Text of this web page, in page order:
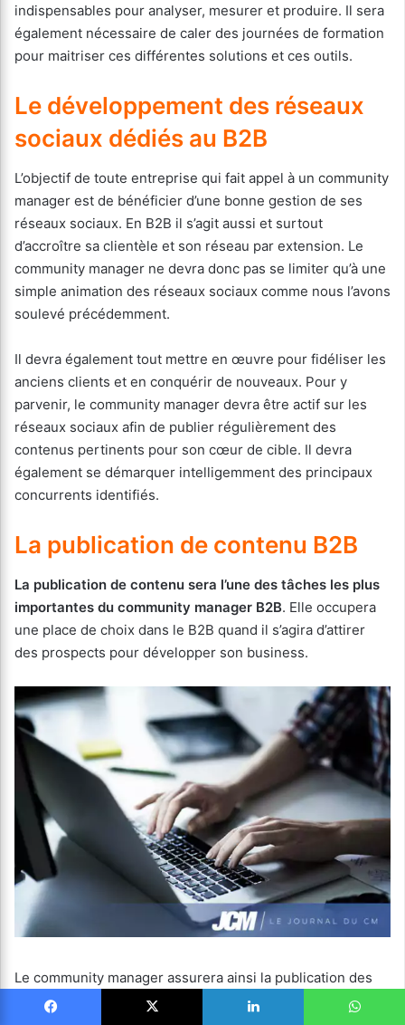
indispensables pour analyser, mesurer et produire. Il sera
également nécessaire de caler des journées de formation
pour maitriser ces différentes solutions et ces outils.
Le développement des réseaux
sociaux dédiés au B2B
L’objectif de toute entreprise qui fait appel à un community
manager est de bénéficier d’une bonne gestion de ses
réseaux sociaux. En B2B il s’agit aussi et surtout
d’accroître sa clientèle et son réseau par extension. Le
community manager ne devra donc pas se limiter qu’à une
simple animation des réseaux sociaux comme nous l’avons
soulevé précédemment.
Il devra également tout mettre en œuvre pour fidéliser les
anciens clients et en conquérir de nouveaux. Pour y
parvenir, le community manager devra être actif sur les
réseaux sociaux afin de publier régulièrement des
contenus pertinents pour son cœur de cible. Il devra
également se démarquer intelligemment des principaux
concurrents identifiés.
La publication de contenu B2B
La publication de contenu sera l’une des tâches les plus
importantes du community manager B2B. Elle occupera
une place de choix dans le B2B quand il s’agira d’attirer
des prospects pour développer son business.
Le community manager assurera ainsi la publication des
contenus sur les différents réseaux sociaux de